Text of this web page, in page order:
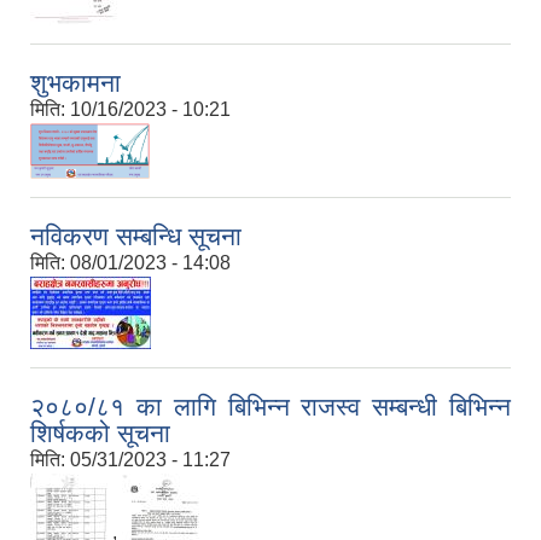
शुभकामना
मिति: 10/16/2023 - 10:21
नविकरण सम्बन्धि सूचना
मिति: 08/01/2023 - 14:08
२०८०/८१ का लागि बिभिन्‍न राजस्व सम्बन्धी बिभिन्‍न
शिर्षकको सूचना
मिति: 05/31/2023 - 11:27
,